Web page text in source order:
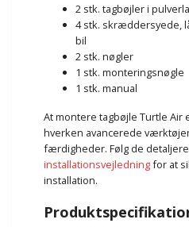
2 stk. tagbøjler i
4 stk. skræddersyede,
bil
2 stk. nøgler
1 stk. monteringsnøgle
1 stk. manual
At montere tagbøjle Turtle
hverken avancerede
færdigheder. Følg de
installationsvejledningfor at
installation.